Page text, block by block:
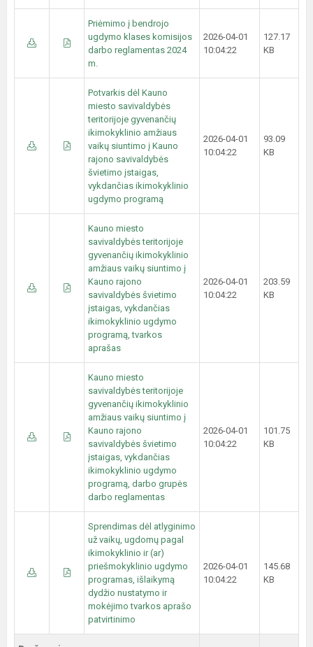
Priėmimo į bendrojo
ugdymo klases komisijos
darbo reglamentas 2024
m.
2026-04-01
10:04:22
127.17
KB
Potvarkis dėl Kauno
miesto savivaldybės
teritorijoje gyvenančių
ikimokyklinio amžiaus
vaikų siuntimo į Kauno
rajono savivaldybės
švietimo įstaigas,
vykdančias ikimokyklinio
ugdymo programą
2026-04-01
10:04:22
93.09
KB
Kauno miesto
savivaldybės teritorijoje
gyvenančių ikimokyklinio
amžiaus vaikų siuntimo į
Kauno rajono
savivaldybės švietimo
įstaigas, vykdančias
ikimokyklinio ugdymo
programą, tvarkos
aprašas
2026-04-01
10:04:22
203.59
KB
Kauno miesto
savivaldybės teritorijoje
gyvenančių ikimokyklinio
amžiaus vaikų siuntimo į
Kauno rajono
savivaldybės švietimo
įstaigas, vykdančias
ikimokyklinio ugdymo
programą, darbo grupės
darbo reglamentas
2026-04-01
10:04:22
101.75
KB
Sprendimas dėl atlyginimo
už vaikų, ugdomų pagal
ikimokyklinio ir (ar)
priešmokyklinio ugdymo
programas, išlaikymą
dydžio nustatymo ir
mokėjimo tvarkos aprašo
patvirtinimo
2026-04-01
10:04:22
145.68
KB